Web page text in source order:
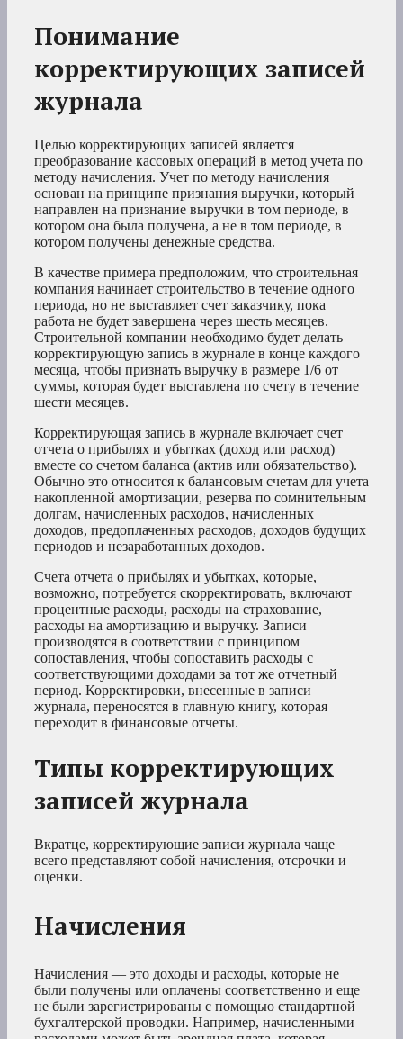
Понимание
корректирующих записей
журнала
Целью корректирующих записей является
преобразование кассовых операций в метод учета по
методу начисления. Учет по методу начисления
основан на принципе признания выручки, который
направлен на признание выручки в том периоде, в
котором она была получена, а не в том периоде, в
котором получены денежные средства.
В качестве примера предположим, что строительная
компания начинает строительство в течение одного
периода, но не выставляет счет заказчику, пока
работа не будет завершена через шесть месяцев.
Строительной компании необходимо будет делать
корректирующую запись в журнале в конце каждого
месяца, чтобы признать выручку в размере 1/6 от
суммы, которая будет выставлена по счету в течение
шести месяцев.
Корректирующая запись в журнале включает счет
отчета о прибылях и убытках (доход или расход)
вместе со счетом баланса (актив или обязательство).
Обычно это относится к балансовым счетам для учета
накопленной амортизации, резерва по сомнительным
долгам, начисленных расходов, начисленных
доходов, предоплаченных расходов, доходов будущих
периодов и незаработанных доходов.
Счета отчета о прибылях и убытках, которые,
возможно, потребуется скорректировать, включают
процентные расходы, расходы на страхование,
расходы на амортизацию и выручку. Записи
производятся в соответствии с принципом
сопоставления, чтобы сопоставить расходы с
соответствующими доходами за тот же отчетный
период. Корректировки, внесенные в записи
журнала, переносятся в главную книгу, которая
переходит в финансовые отчеты.
Типы корректирующих
записей журнала
Вкратце, корректирующие записи журнала чаще
всего представляют собой начисления, отсрочки и
оценки.
Начисления
Начисления — это доходы и расходы, которые не
были получены или оплачены соответственно и еще
не были зарегистрированы с помощью стандартной
бухгалтерской проводки. Например, начисленными